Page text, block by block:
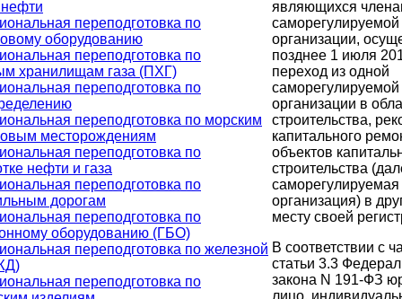
нефти
переподготовка по
оборудованию
переподготовка по
хранилищам газа (ПХГ)
переподготовка по
переподготовка по морским
месторождениям
переподготовка по
нефти и газа
переподготовка по
дорогам
переподготовка по
оборудованию (ГБО)
переподготовка по железной
переподготовка по
являющихся
саморегулируемой
организации,
позднее 1 июля
переход из одной
саморегулируемой
организации в
строительства,
капитального
объектов
строительства
саморегулируемая
организация) в
месту своей
В соответствии с
статьи 3.3
закона N 191-ФЗ
лицо,